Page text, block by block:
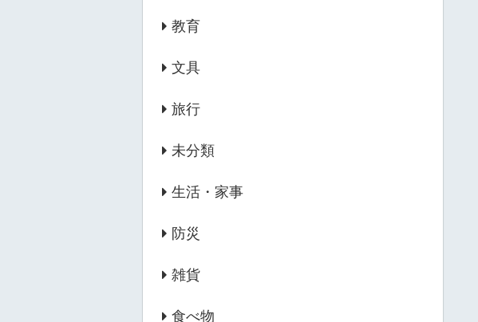
教育
文具
旅行
未分類
生活・家事
防災
雑貨
食べ物